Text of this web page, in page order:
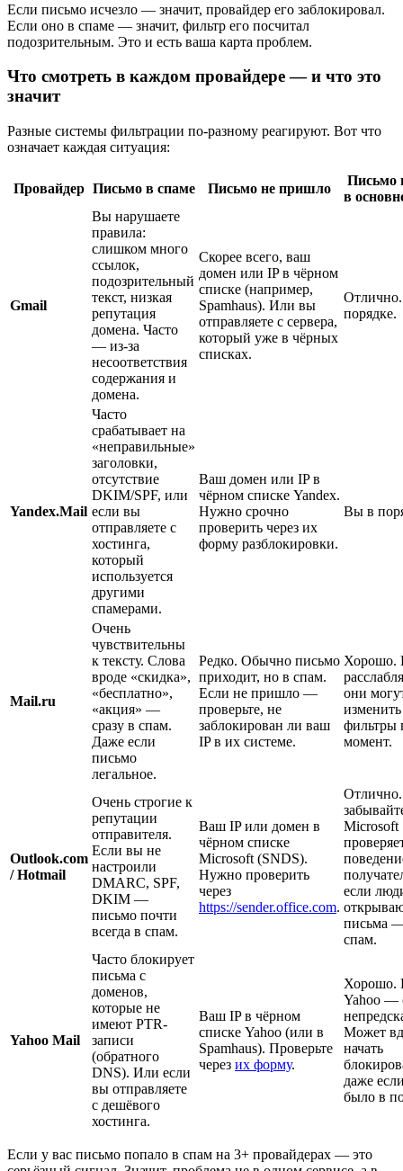
Если письмо исчезло — значит, провайдер его заблокировал.
Если оно в спаме — значит, фильтр его посчитал
подозрительным. Это и есть ваша карта проблем.
Что смотреть в каждом провайдере — и что это
значит
Разные системы фильтрации по-разному реагируют. Вот что
означает каждая ситуация:
Провайдер Письмо в спаме Письмо не пришло
Письмо
в
Gmail
Вы нарушаете
правила:
слишком много
ссылок,
подозрительный
текст, низкая
репутация
домена. Часто
— из-за
несоответствия
содержания и
домена.
Скорее всего, ваш
домен или IP в чёрном
списке (например,
Spamhaus). Или вы
отправляете с сервера,
который уже в чёрных
списках.
порядке.
Yandex.Mail
Часто
срабатывает на
«неправильные»
заголовки,
отсутствие
DKIM/SPF, или
если вы
отправляете с
хостинга,
который
используется
другими
спамерами.
Ваш домен или IP в
чёрном списке Yandex.
Нужно срочно
проверить через их
форму разблокировки.
Вы в
Mail.ru
Очень
чувствительны
к тексту. Слова
вроде «скидка»,
«бесплатно»,
«акция» —
сразу в спам.
Даже если
письмо
легальное.
Редко. Обычно письмо
приходит, но в спам.
Если не пришло —
проверьте, не
заблокирован ли ваш
IP в их системе.
Хорошо.
они
изменить
фильтры
момент.
Outlook.com
/ Hotmail
Очень строгие к
репутации
отправителя.
Если вы не
настроили
DMARC, SPF,
DKIM —
письмо почти
всегда в спам.
Ваш IP или домен в
чёрном списке
Microsoft (SNDS).
Нужно проверить
через
https://sender.office.com.
Microsoft
если
письма
спам.
Yahoo Mail
Часто блокирует
письма с
доменов,
которые не
имеют PTR-
записи
(обратного
DNS). Или если
вы отправляете
с дешёвого
хостинга.
Ваш IP в чёрном
списке Yahoo (или в
Spamhaus). Проверьте
через их форму.
Хорошо.
Yahoo —
Может
начать
даже
было в
Если у вас письмо попало в спам на 3+ провайдерах — это